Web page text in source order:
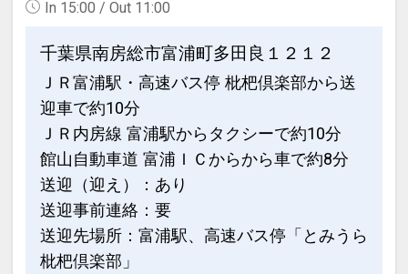
酪農発祥地ならではのフレッシュな「牛
乳やヨーグルト」
直営農園の新鮮野菜
板前の手作り厚焼き玉子、おばちゃんの
お惣菜
南海荘朝のおもてなしをご満喫くださ
い！
●特記事項
・ご到着が18時を過ぎる場合は必ずホテ
ルにご連絡をお願いします。
In 15:00 / Out 11:00
千葉県南房総市富浦町多田良１２１２
ＪＲ富浦駅・高速バス停 枇杷倶楽部から送
迎車で約10分
ＪＲ内房線 富浦駅からタクシーで約10分
館山自動車道 富浦ＩＣからから車で約8分
送迎（迎え）：あり
送迎事前連絡：要
送迎先場所：富浦駅、高速バス停「とみうら
枇杷倶楽部」